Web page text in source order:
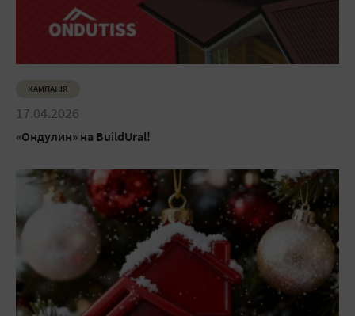
КАМПАНІЯ
17.04.2026
«Ондулин» на BuildUral!